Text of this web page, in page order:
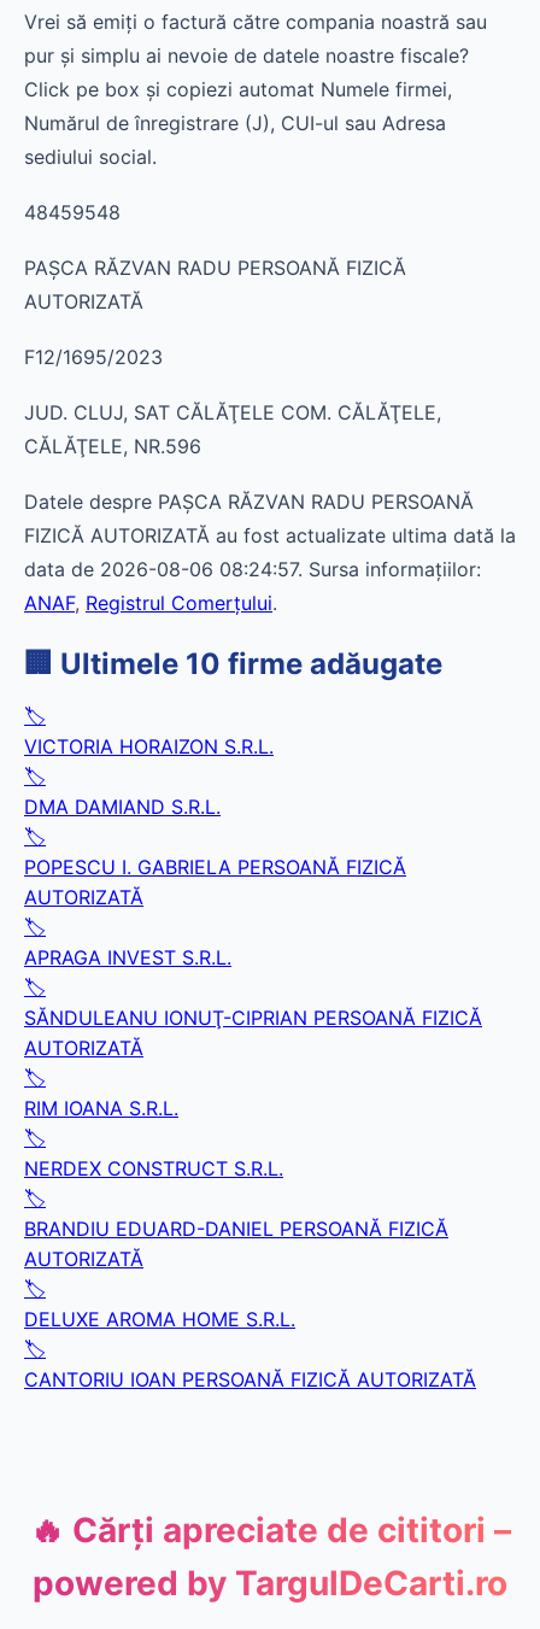
Vrei să emiți o factură către compania noastră sau
pur și simplu ai nevoie de datele noastre fiscale?
Click pe box și copiezi automat Numele firmei,
Numărul de înregistrare (J), CUI-ul sau Adresa
sediului social.
48459548
PAŞCA RĂZVAN RADU PERSOANĂ FIZICĂ
AUTORIZATĂ
F12/1695/2023
JUD. CLUJ, SAT CĂLĂŢELE COM. CĂLĂŢELE,
CĂLĂŢELE, NR.596
Datele despre PAŞCA RĂZVAN RADU PERSOANĂ
FIZICĂ AUTORIZATĂ au fost actualizate ultima dată la
data de 2026-08-06 08:24:57. Sursa informațiilor:
ANAF, Registrul Comerțului.
🏢 Ultimele 10 firme adăugate
🏷️
VICTORIA HORAIZON S.R.L.
🏷️
DMA DAMIAND S.R.L.
🏷️
POPESCU I. GABRIELA PERSOANĂ FIZICĂ
AUTORIZATĂ
🏷️
APRAGA INVEST S.R.L.
🏷️
SĂNDULEANU IONUŢ-CIPRIAN PERSOANĂ FIZICĂ
AUTORIZATĂ
🏷️
RIM IOANA S.R.L.
🏷️
NERDEX CONSTRUCT S.R.L.
🏷️
BRANDIU EDUARD-DANIEL PERSOANĂ FIZICĂ
AUTORIZATĂ
🏷️
DELUXE AROMA HOME S.R.L.
🏷️
CANTORIU IOAN PERSOANĂ FIZICĂ AUTORIZATĂ
🔥 Cărți apreciate de cititori –
powered by TargulDeCarti.ro